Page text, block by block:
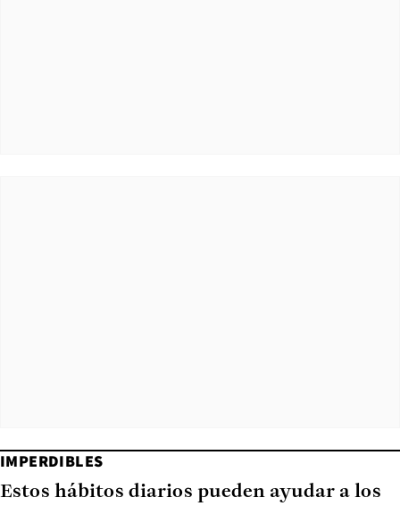
IMPERDIBLES
Estos hábitos diarios pueden ayudar a los